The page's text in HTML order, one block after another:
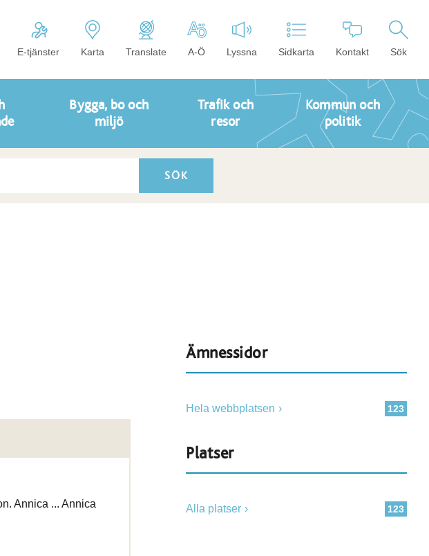
E-tjänster Karta Translate A-Ö Lyssna Sidkarta Kontakt Sök
Bygga, bo och
miljö
Trafik och
resor
Kommun och
politik
Annica ... Annica
Ämnessidor
123
Hela webbplatsen
Platser
123
Alla platser